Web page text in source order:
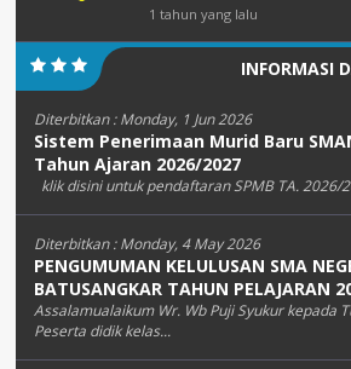
1 tahun yang lalu
INFORMASI
Diterbitkan :Monday, 1 Jun 2026
Sistem Penerimaan Murid Baru
Tahun Ajaran 2026/2027
klik disini untuk pendaftaran SPMB TA. 2026/
Diterbitkan :Monday, 4 May 2026
PENGUMUMAN KELULUSAN SMA
BATUSANGKAR TAHUN PELAJARAN
Assalamualaikum Wr. Wb Puji Syukur kepada
Peserta didik kelas...